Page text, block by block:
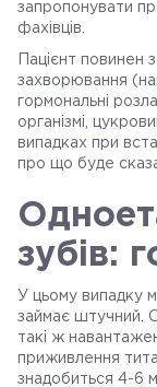
запропонувати
фахівців.
Пацієнт повинен
захворювання
гормональні
організмі,
випадках при
про що буде
зубів:
У цьому випадку
займає штучний.
такі ж
приживлення
знадобиться 4-6